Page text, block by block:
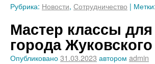
Рубрика: Новости, Сотрудничество | Метки:
Мастер классы
города Жуковского
Опубликовано31.03.2023 автором admin